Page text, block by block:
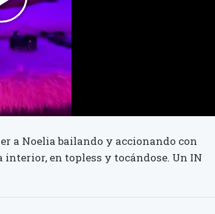
a Noelia bailando y accionando con
en topless y tocándose. Un IN